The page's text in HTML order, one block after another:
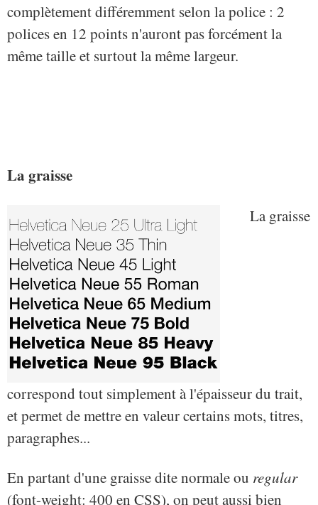
complètement différemment selon la police : 2
polices en 12 points n'auront pas forcément la
même taille et surtout la même largeur.
La graisse
La graisse
correspond tout simplement à l'épaisseur du trait,
et permet de mettre en valeur certains mots, titres,
paragraphes...
En partant d'une graisse dite normale ou regular
(font-weight: 400 en CSS), on peut aussi bien